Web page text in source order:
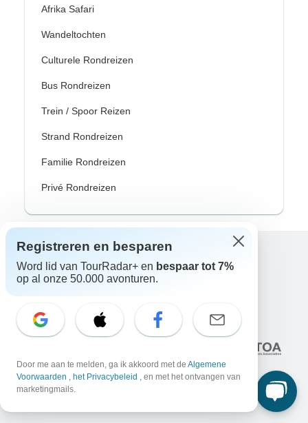
Afrika Safari
Wandeltochten
Culturele Rondreizen
Bus Rondreizen
Trein / Spoor Reizen
Strand Rondreizen
Familie Rondreizen
Privé Rondreizen
Excellent
10.000+reviews op
Geassocieerd met
Registreren en besparen
Word lid van TourRadar+ en bespaar tot 7%
op al onze 50.000 avonturen.
Door me aan te melden, ga ik akkoord met de Algemene
Voorwaarden , het Privacybeleid , en met het ontvangen van
marketingmails.